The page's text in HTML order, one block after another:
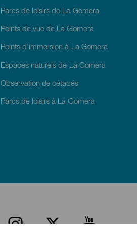
Parcs de loisirs de La Gomera
Points de vue de La Gomera
Points d'immersion à La Gomera
Espaces naturels de La Gomera
Observation de cétacés
Parcs de loisirs à La Gomera